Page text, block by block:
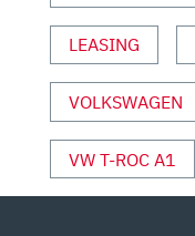
LEASING
VOLKSWAGEN
VW T-ROC A1